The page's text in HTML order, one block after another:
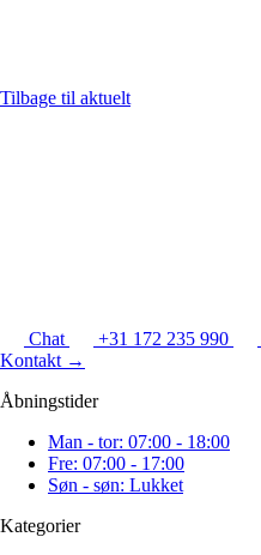
Tilbage til aktuelt
Chat +31 172 235 990
Kontakt →
Åbningstider
Man - tor: 07:00 - 18:00
Fre: 07:00 - 17:00
Søn - søn: Lukket
Kategorier